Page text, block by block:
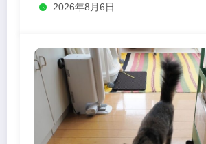
2026年8月6日